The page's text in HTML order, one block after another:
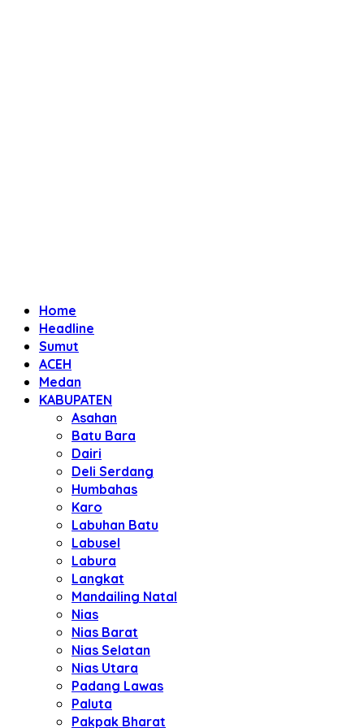
Home
Headline
Sumut
ACEH
Medan
KABUPATEN
Asahan
Batu Bara
Dairi
Deli Serdang
Humbahas
Karo
Labuhan Batu
Labusel
Labura
Langkat
Mandailing Natal
Nias
Nias Barat
Nias Selatan
Nias Utara
Padang Lawas
Paluta
Pakpak Bharat